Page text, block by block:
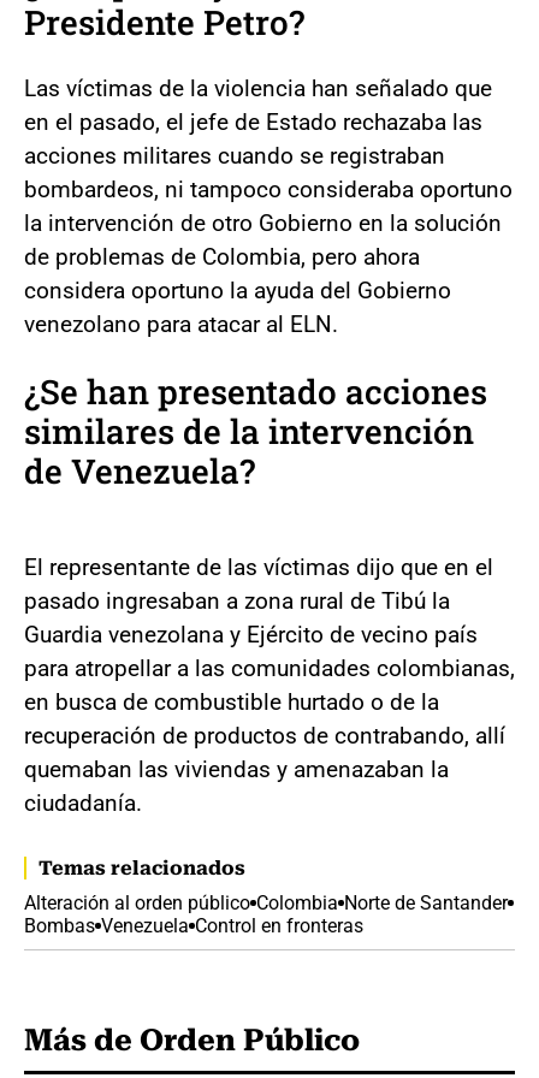
Presidente Petro?
Las víctimas de la violencia han señalado que
en el pasado, el jefe de Estado rechazaba las
acciones militares cuando se registraban
bombardeos, ni tampoco consideraba oportuno
la intervención de otro Gobierno en la solución
de problemas de Colombia, pero ahora
considera oportuno la ayuda del Gobierno
venezolano para atacar al ELN.
¿Se han presentado acciones
similares de la intervención
de Venezuela?
El representante de las víctimas dijo que en el
pasado ingresaban a zona rural de Tibú la
Guardia venezolana y Ejército de vecino país
para atropellar a las comunidades colombianas,
en busca de combustible hurtado o de la
recuperación de productos de contrabando, allí
quemaban las viviendas y amenazaban la
ciudadanía.
Temas relacionados
Alteración al orden público Colombia Norte de Santander
Bombas Venezuela Control en fronteras
Más de Orden Público